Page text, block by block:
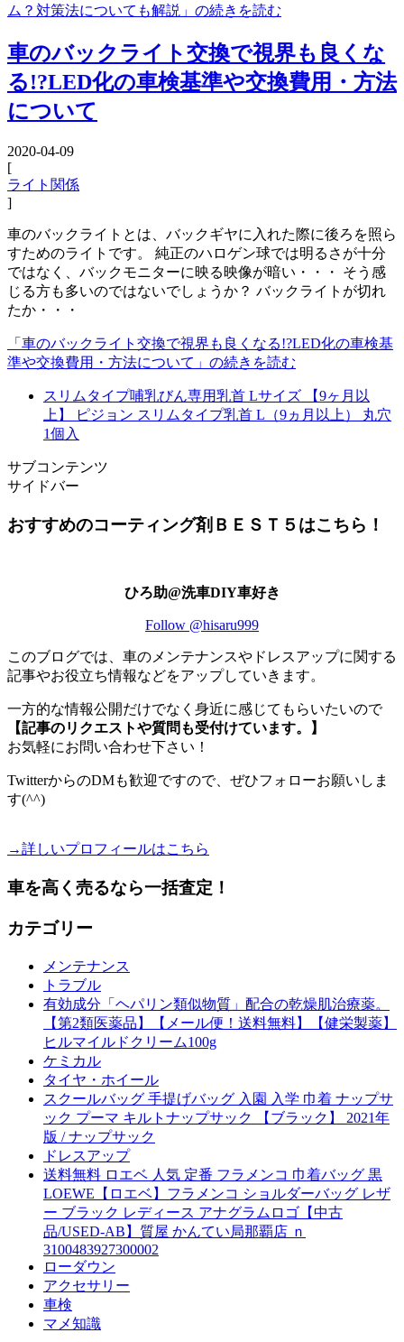
ム？対策法についても解説」の続きを読む
車のバックライト交換で視界も良くな
る!?LED化の車検基準や交換費用・方法
について
2020-04-09
[
ライト関係
]
車のバックライトとは、バックギヤに入れた際に後ろを照ら
すためのライトです。 純正のハロゲン球では明るさが十分
ではなく、バックモニターに映る映像が暗い・・・ そう感
じる方も多いのではないでしょうか？ バックライトが切れ
たか・・・
「車のバックライト交換で視界も良くなる!?LED化の車検基
準や交換費用・方法について」の続きを読む
スリムタイプ哺乳びん専用乳首 Lサイズ 【9ヶ月以
上】 ピジョン スリムタイプ乳首 L（9ヵ月以上） 丸穴
1個入
サブコンテンツ
サイドバー
おすすめのコーティング剤ＢＥＳＴ５はこちら！
ひろ助@洗車DIY車好き
Follow @hisaru999
このブログでは、車のメンテナンスやドレスアップに関する
記事やお役立ち情報などをアップしていきます。
一方的な情報公開だけでなく身近に感じてもらいたいので
【記事のリクエストや質問も受付けています。】
お気軽にお問い合わせ下さい！
TwitterからのDMも歓迎ですので、ぜひフォローお願いしま
す(^^)
→詳しいプロフィールはこちら
車を高く売るなら一括査定！
カテゴリー
メンテナンス
トラブル
有効成分「ヘパリン類似物質」配合の乾燥肌治療薬。
【第2類医薬品】【メール便！送料無料】【健栄製薬】
ヒルマイルドクリーム100g
ケミカル
タイヤ・ホイール
スクールバッグ 手提げバッグ 入園 入学 巾着 ナップサ
ック プーマ キルトナップサック 【ブラック】 2021年
版 / ナップサック
ドレスアップ
送料無料 ロエベ 人気 定番 フラメンコ 巾着バッグ 黒
LOEWE【ロエベ】フラメンコ ショルダーバッグ レザ
ー ブラック レディース アナグラムロゴ【中古
品/USED-AB】質屋 かんてい局那覇店 ｎ
3100483927300002
ローダウン
アクセサリー
車検
マメ知識